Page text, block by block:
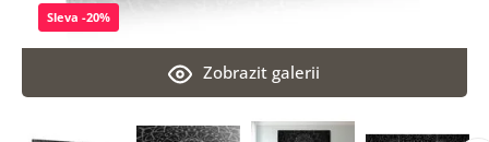
Zobrazit galerii
Sleva -20%